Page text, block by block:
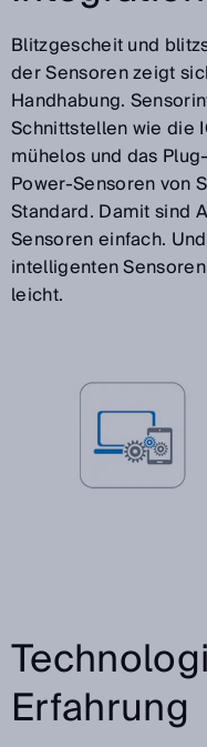
Blitzgescheit und
der Sensoren zeigt
Handhabung.
Schnittstellen wie die
mühelos und das
Power-Sensoren von
Standard. Damit sind
Sensoren einfach.
intelligenten
leicht.
Erfahrung